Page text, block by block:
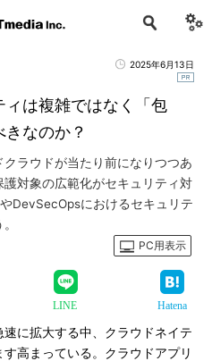
2025年6月13日
は複雑ではなく「包
なのか？
ラウドが当たり前になりつつあ
対象の広範化がセキュリティ対
DevSecOpsにおけるセキュリテ
PC用表示
LINE Hatena
に拡大する中、クラウドネイテ
高まっている。クラウドアプリ